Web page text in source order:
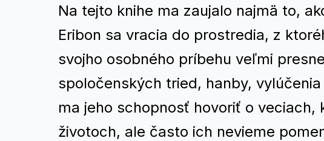
Na tejto knihe ma zaujalo najmä to,
Eribon sa vracia do prostredia, z
svojho osobného príbehu veľmi
spoločenských tried, hanby,
ma jeho schopnosť hovoriť o
životoch, ale často ich nevieme